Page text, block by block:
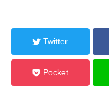
Twitter
Pocket